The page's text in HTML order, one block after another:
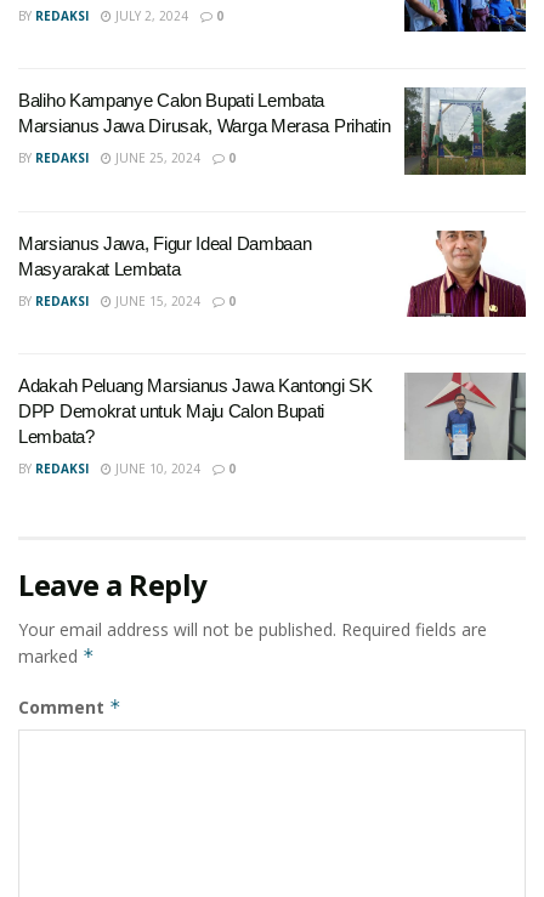
BY REDAKSI JULY 2, 2024 0
Baliho Kampanye Calon Bupati Lembata
Marsianus Jawa Dirusak, Warga Merasa Prihatin
BY REDAKSI JUNE 25, 2024 0
Marsianus Jawa, Figur Ideal Dambaan
Masyarakat Lembata
BY REDAKSI JUNE 15, 2024 0
Adakah Peluang Marsianus Jawa Kantongi SK
DPP Demokrat untuk Maju Calon Bupati
Lembata?
BY REDAKSI JUNE 10, 2024 0
Leave a Reply
Your email address will not be published. Required fields are
marked *
Comment *